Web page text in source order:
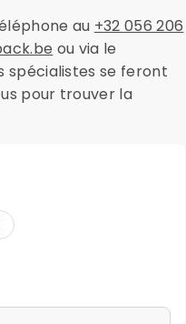
au +32 056 206
ou via le
spécialistes se feront
pour trouver la